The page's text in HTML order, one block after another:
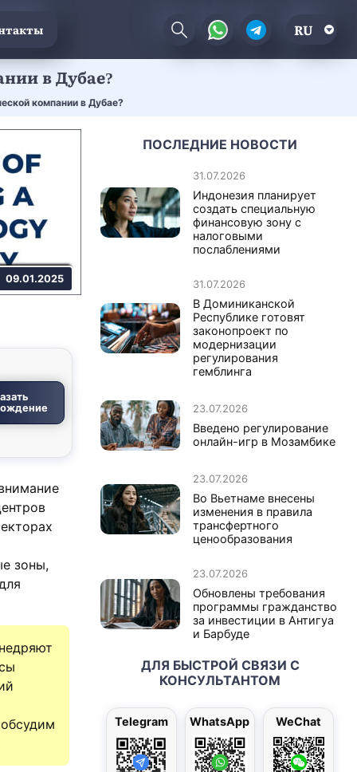
RU
в Дубае?
компании в Дубае?
09.01.2025
зоны,
ПОСЛЕДНИЕ НОВОСТИ
31.07.2026
Индонезия планирует
создать специальную
финансовую зону с
налоговыми
послаблениями
31.07.2026
В Доминиканской
Республике готовят
законопроект по
модернизации
регулирования
гемблинга
23.07.2026
Введено регулирование
онлайн-игр в Мозамбике
23.07.2026
Во Вьетнаме внесены
изменения в правила
трансфертного
ценообразования
23.07.2026
Обновлены требования
программы гражданство
за инвестиции в Антигуа
и Барбуде
ДЛЯ БЫСТРОЙ СВЯЗИ С
КОНСУЛЬТАНТОМ
Telegram WhatsApp WeChat